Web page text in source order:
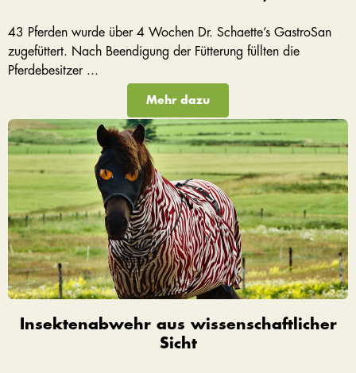
43 Pferden wurde über 4 Wochen Dr. Schaette’s GastroSan
zugefüttert. Nach Beendigung der Fütterung füllten die
Pferdebesitzer ...
Mehr dazu
Insektenabwehr aus wissenschaftlicher
Sicht